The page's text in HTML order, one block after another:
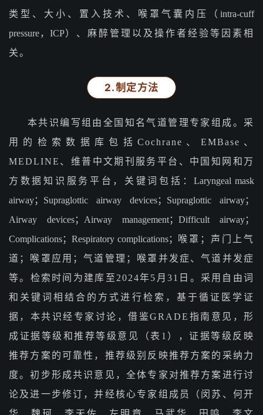
类型、大小、置入技术、喉罩气囊内压（ intra-cuff
pressure，ICP）、麻醉管理以及操作者经验等因素相
关。
2.制定方法
本共识编写组由全国知名气道管理专家组成。采
用的检索数据库包括Cochrane、EMBase、
MEDLINE、维普中文期刊服务平台、中国知网和万
方数据知识服务平台，关键词包括：Laryngeal mask
airway；Supraglottic airway devices；Supraglottic airway；
Airway devices；Airway management；Difficult airway；
Complications；Respiratory complications； 喉罩；声门上气
道；喉罩应用；气道管理；喉罩并发症、气道并发症
等。检索时间为建库至2024年5月31日。采用自由词
和关键词相结合的方式进行检索，基于循证医学证
据，本共识经专家讨论，借鉴GRADE指南意见，形
成证据等级和推荐等级意见（表1），证据等级反映
推荐方案的可靠性，推荐级别反映推荐方案的采纳力
度。初步形成共识意见，全体专家对推荐方案进行讨
论及进一步修订，并经核心专家组成员（闵苏、何开